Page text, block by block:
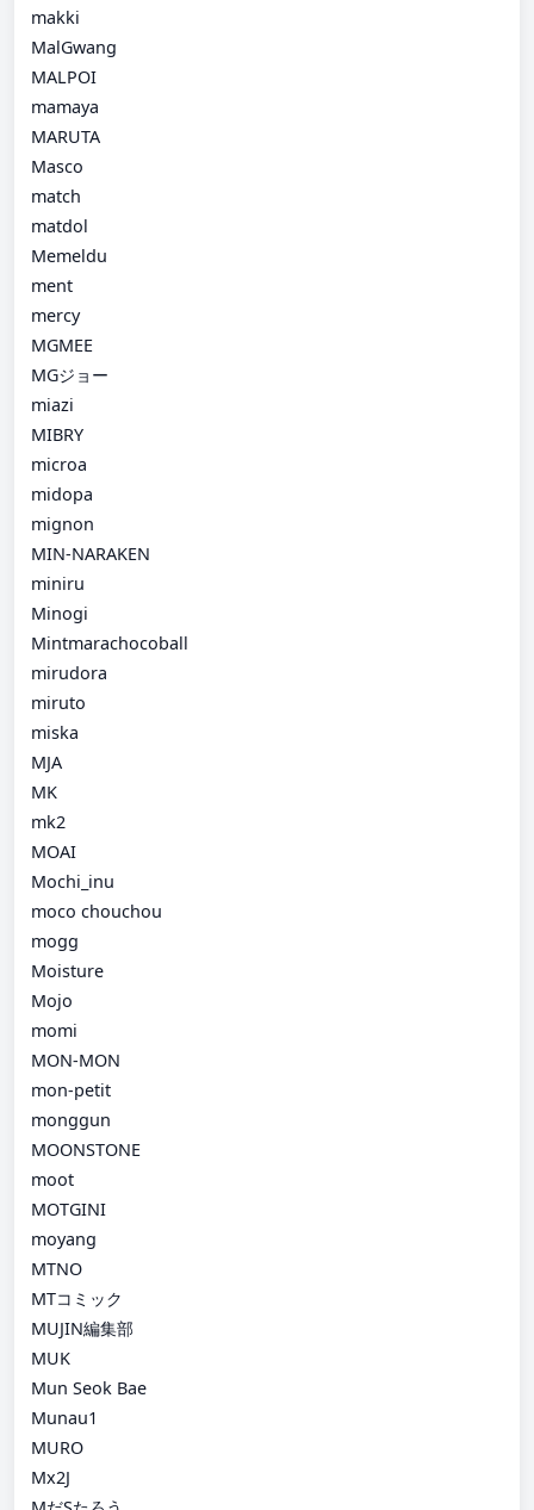
makki
MalGwang
MALPOI
mamaya
MARUTA
Masco
match
matdol
Memeldu
ment
mercy
MGMEE
MGジョー
miazi
MIBRY
microa
midopa
mignon
MIN-NARAKEN
miniru
Minogi
Mintmarachocoball
mirudora
miruto
miska
MJA
MK
mk2
MOAI
Mochi_inu
moco chouchou
mogg
Moisture
Mojo
momi
MON-MON
mon-petit
monggun
MOONSTONE
moot
MOTGINI
moyang
MTNO
MTコミック
MUJIN編集部
MUK
Mun Seok Bae
Munau1
MURO
Mx2J